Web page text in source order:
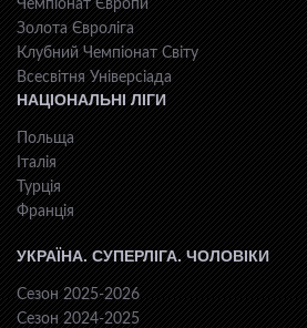
Чемпіонат Європи
Золота Євроліга
Клубний Чемпіонат Світу
Всесвiтня Унiверсiaда
НАЦІОНАЛЬНІ ЛІГИ
Польща
Італія
Турція
Франція
УКРАЇНА. СУПЕРЛІГА. ЧОЛОВІКИ
Сезон 2025-2026
Сезон 2024-2025